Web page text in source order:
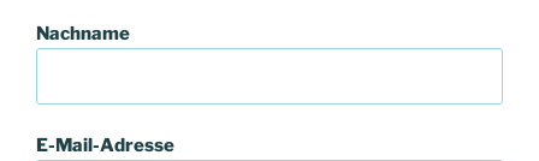
Nachname
E-Mail-Adresse